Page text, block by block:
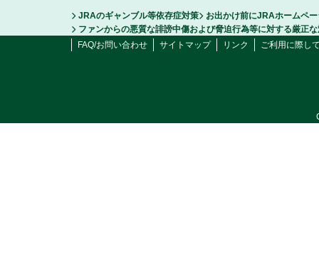
JRAのギャンブル等依存症対策
お出かけ前にJRAホームペ
ファンからの悪質な誹謗中傷および脅迫行為等に対する厳正
FAQ/お問い合わせ
サイトマップ リンク ご利用に際し